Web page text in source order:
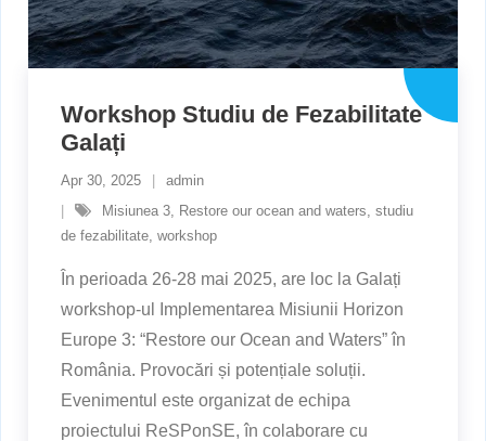
Workshop Studiu de Fezabilitate
Galați
Apr 30, 2025
admin
Misiunea 3 Restore our ocean and waters studiu
de fezabilitate workshop
În perioada 26-28 mai 2025, are loc la Galați
workshop-ul Implementarea Misiunii Horizon
Europe 3: “Restore our Ocean and Waters” în
România. Provocări și potențiale soluții.
Evenimentul este organizat de echipa
proiectului ReSPonSE, în colaborare cu